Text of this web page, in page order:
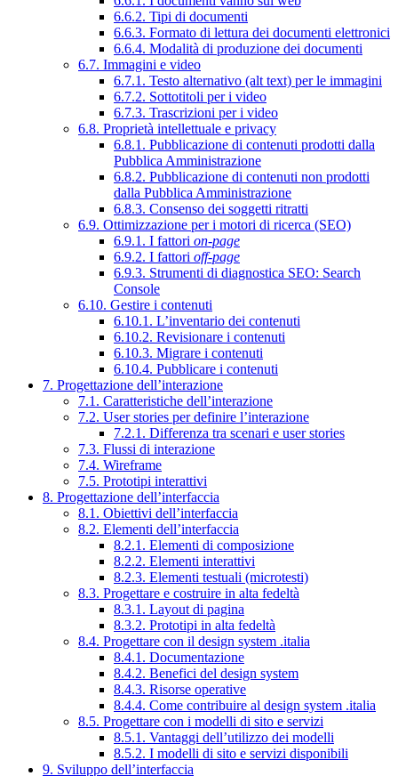
6.6.2. Tipi di documenti
6.6.3. Formato di lettura dei documenti elettronici
6.6.4. Modalità di produzione dei documenti
6.7. Immagini e video
6.7.1. Testo alternativo (alt text) per le immagini
6.7.2. Sottotitoli per i video
6.7.3. Trascrizioni per i video
6.8. Proprietà intellettuale e privacy
6.8.1. Pubblicazione di contenuti prodotti dalla
Pubblica Amministrazione
6.8.2. Pubblicazione di contenuti non prodotti
dalla Pubblica Amministrazione
6.8.3. Consenso dei soggetti ritratti
6.9. Ottimizzazione per i motori di ricerca (SEO)
6.9.1. I fattori on-page
6.9.2. I fattori off-page
6.9.3. Strumenti di diagnostica SEO: Search
Console
6.10. Gestire i contenuti
6.10.1. L’inventario dei contenuti
6.10.2. Revisionare i contenuti
6.10.3. Migrare i contenuti
6.10.4. Pubblicare i contenuti
7. Progettazione dell’interazione
7.1. Caratteristiche dell’interazione
7.2. User stories per definire l’interazione
7.2.1. Differenza tra scenari e user stories
7.3. Flussi di interazione
7.4. Wireframe
7.5. Prototipi interattivi
8. Progettazione dell’interfaccia
8.1. Obiettivi dell’interfaccia
8.2. Elementi dell’interfaccia
8.2.1. Elementi di composizione
8.2.2. Elementi interattivi
8.2.3. Elementi testuali (microtesti)
8.3. Progettare e costruire in alta fedeltà
8.3.1. Layout di pagina
8.3.2. Prototipi in alta fedeltà
8.4. Progettare con il design system .italia
8.4.1. Documentazione
8.4.2. Benefici del design system
8.4.3. Risorse operative
8.4.4. Come contribuire al design system .italia
8.5. Progettare con i modelli di sito e servizi
8.5.1. Vantaggi dell’utilizzo dei modelli
8.5.2. I modelli di sito e servizi disponibili
9. Sviluppo dell’interfaccia